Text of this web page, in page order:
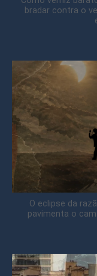
bradar contra o
O eclipse da
pavimenta o